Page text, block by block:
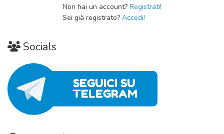
Non hai un account? Registrati!
Sei già registrato? Accedi!
Socials